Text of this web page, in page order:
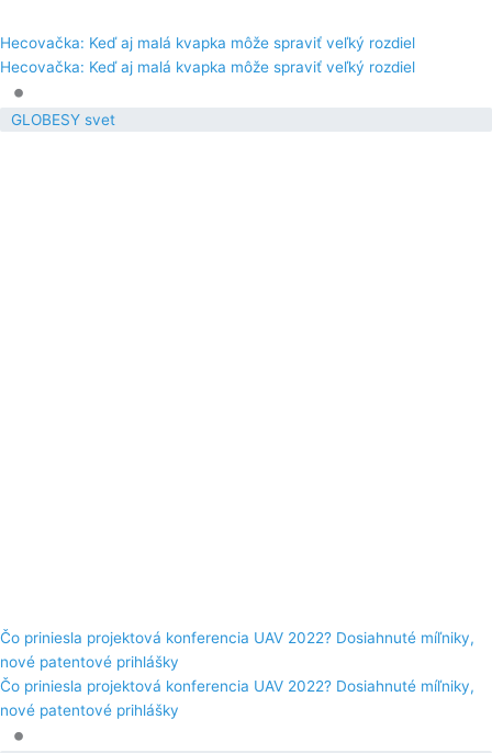
Hecovačka: Keď aj malá kvapka môže spraviť veľký rozdiel
Hecovačka: Keď aj malá kvapka môže spraviť veľký rozdiel
•
GLOBESY svet
Čo priniesla projektová konferencia UAV 2022? Dosiahnuté míľniky,
nové patentové prihlášky
Čo priniesla projektová konferencia UAV 2022? Dosiahnuté míľniky,
nové patentové prihlášky
•